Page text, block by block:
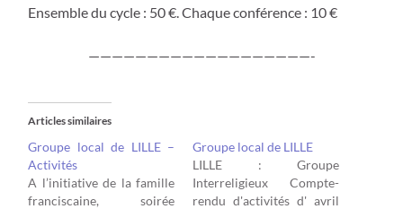
Ensemble du cycle : 50 €. Chaque conférence : 10 €
———————————————————-
Articles similaires
Groupe local de LILLE –
Activités
A l’initiative de la famille
franciscaine, soirée
Groupe local de LILLE
LILLE : Groupe
Interreligieux Compte-
rendu d'activités d' avril